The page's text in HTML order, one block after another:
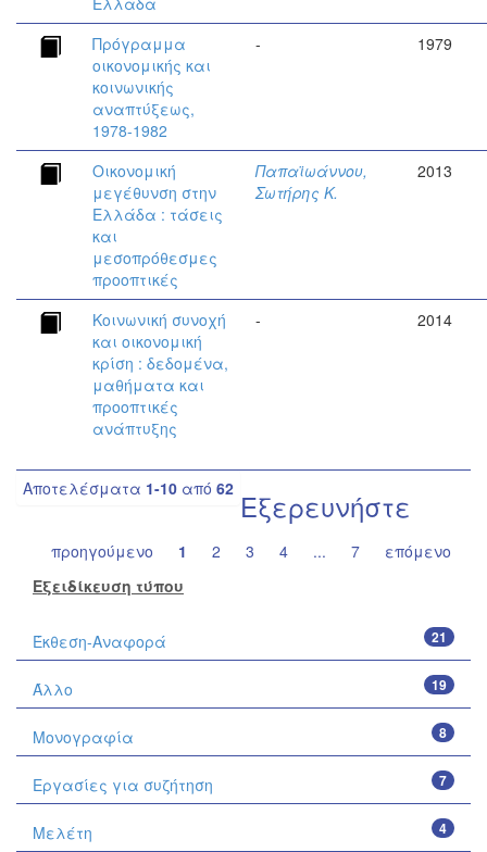
Πρόγραμμα
οικονομικής και
κοινωνικής
αναπτύξεως,
1978-1982
- 1979
Οικονομική
μεγέθυνση στην
Ελλάδα : τάσεις
και
μεσοπρόθεσμες
προοπτικές
Παπαϊωάννου,
Σωτήρης Κ.
2013
Κοινωνική συνοχή
και οικονομική
κρίση : δεδομένα,
μαθήματα και
προοπτικές
ανάπτυξης
- 2014
Αποτελέσματα 1-10 από 62
προηγούμενο 1 2 3 4 ... 7 επόμενο
Εξερευνήστε
Εξειδίκευση τύπου
21
Έκθεση-Αναφορά
19
Άλλο
8
Μονογραφία
7
Εργασίες για συζήτηση
4
Μελέτη